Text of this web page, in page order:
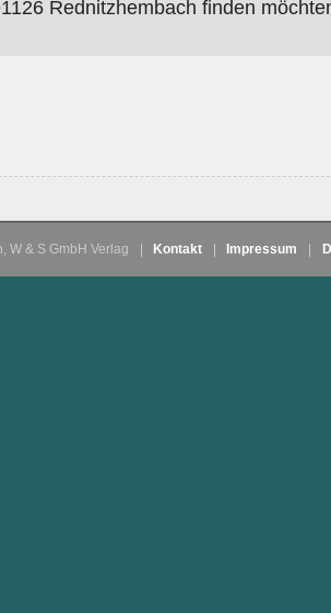
Rednitzhembach finden
W & S GmbH Verlag Kontakt Impressum